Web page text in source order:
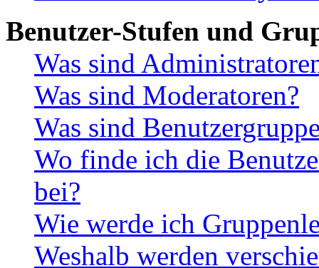
Benutzer-Stufen und
Was sind
Was sind Moderatoren?
Was sind
Wo finde ich die
bei?
Wie werde ich
Weshalb werden